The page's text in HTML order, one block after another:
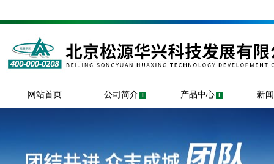
网站首页 公司简介 产品中心 新